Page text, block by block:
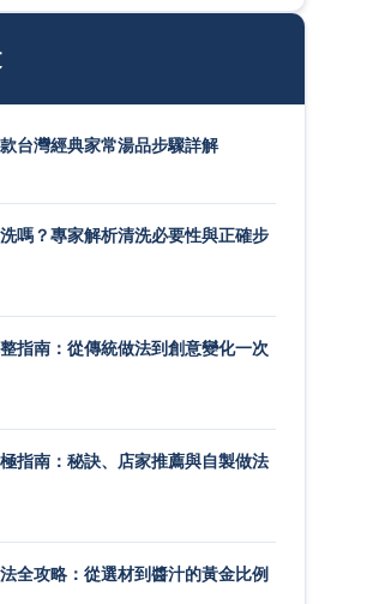
台灣經典家常湯品步驟詳解
嗎？專家解析清洗必要性與正確步
指南：從傳統做法到創意變化一次
指南：秘訣、店家推薦與自製做法
全攻略：從選材到醬汁的黃金比例